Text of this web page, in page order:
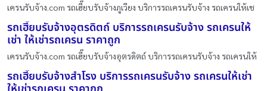
เครนรับจ้าง.com รถเฮี๊ยบรับจ้างภูเวียง บริการรถเครนรับจ้าง รถเครนให้เช
รถเฮี๊ยบรับจ้างอุตรดิตถ์ บริการรถเครนรับจ้าง รถเครนให้
เช่า ให้เช่ารถเครน ราคาถูก
เครนรับจ้าง.com รถเฮี๊ยบรับจ้างอุตรดิตถ์ บริการรถเครนรับจ้าง รถเครนให้
รถเฮี๊ยบรับจ้างสำโรง บริการรถเครนรับจ้าง รถเครนให้เช่า